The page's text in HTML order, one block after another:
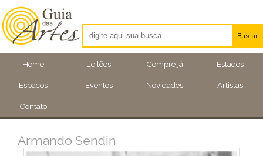
Home Leilões Compre já Estados
Espacos Eventos Novidades Artistas
Contato
Buscar
Artistas
Eventos
Armando Sendin